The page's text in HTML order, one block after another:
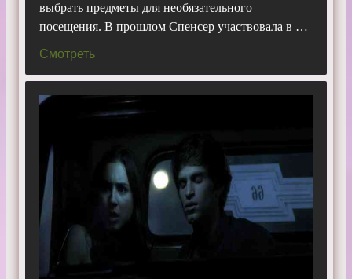
выбрать предметы для необязательного
посещения. В прошлом Спенсер участвовала в …
Смотреть